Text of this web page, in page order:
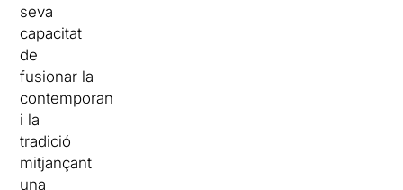
seva
capacitat
de
fusionar la
contemporaneïtat
i la
tradició
mitjançant
una